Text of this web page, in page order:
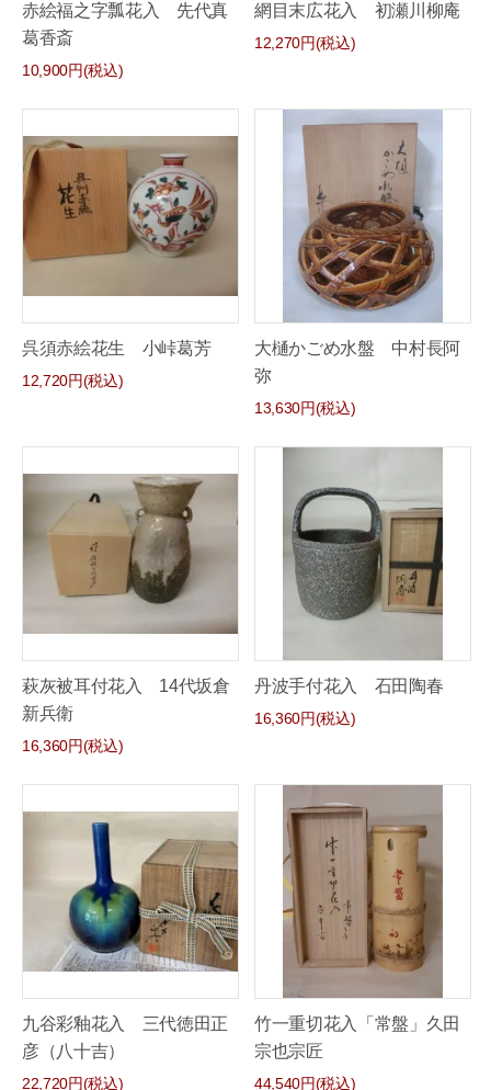
赤絵福之字瓢花入 先代真
葛香斎
10,900円(税込)
網目末広花入 初瀬川柳庵
12,270円(税込)
呉須赤絵花生 小峠葛芳
12,720円(税込)
大樋かごめ水盤 中村長阿
弥
13,630円(税込)
萩灰被耳付花入 14代坂倉
新兵衛
16,360円(税込)
丹波手付花入 石田陶春
16,360円(税込)
九谷彩釉花入 三代徳田正
彦（八十吉）
22,720円(税込)
竹一重切花入「常盤」久田
宗也宗匠
44,540円(税込)